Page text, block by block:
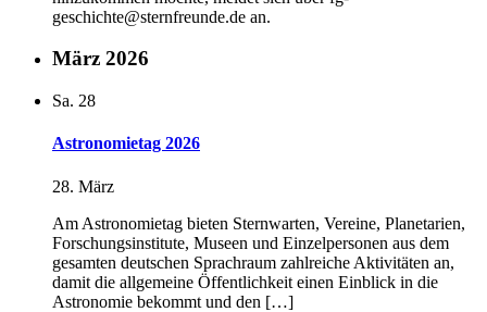
geschichte@sternfreunde.de an.
März 2026
Sa. 28
Astronomietag 2026
28. März
Am Astronomietag bieten Sternwarten, Vereine, Planetarien,
Forschungsinstitute, Museen und Einzelpersonen aus dem
gesamten deutschen Sprachraum zahlreiche Aktivitäten an,
damit die allgemeine Öffentlichkeit einen Einblick in die
Astronomie bekommt und den […]